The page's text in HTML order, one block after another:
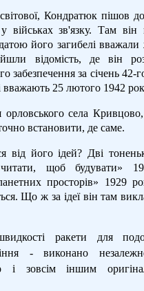
Кондратюк пішов
зв'язку. Там він
його загибелі
відомість, де він
забезпечення за січень 42-
вважають 25 лютого 1942
орловського села
встановити, де саме.
від його ідей? Дві
щоб будувати»
просторів» 1929
Що ж за ідеї він там
ракети для
- виконано
і зовсім іншим